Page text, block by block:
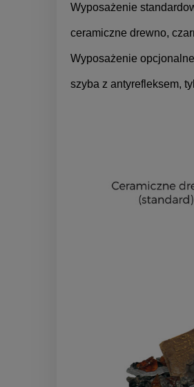
Wyposażenie
ceramiczne drewno,
Wyposażenie
szyba z antyrefleksem,